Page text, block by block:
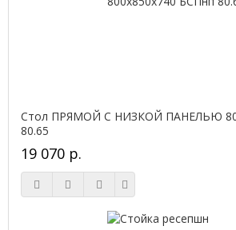
Стол ПРЯМОЙ С НИЗКОЙ ПАНЕЛЬЮ
80.65
19 070 р.